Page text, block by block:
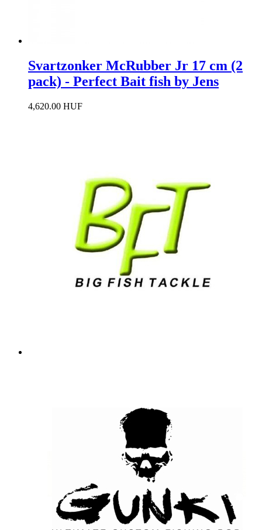
Svartzonker McRubber Jr 17 cm (2
pack) - Perfect Bait fish by Jens
4,620.00 HUF